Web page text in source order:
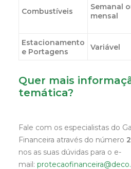
Combustíveis
Semanal
mensal
Estacionamento
e Portagens
Variável
Quer mais
temática?
Fale com os especialistas do
Financeira através do número
nos as suas dúvidas para o e-
mail: